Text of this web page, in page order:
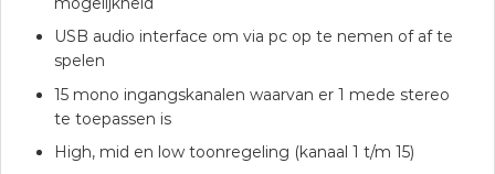
USB audio interface om via pc op te nemen of af te
spelen
15 mono ingangskanalen waarvan er 1 mede stereo
te toepassen is
High, mid en low toonregeling (kanaal 1 t/m 15)